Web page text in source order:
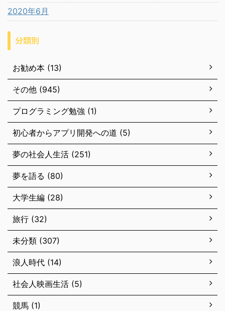
2020年6月
分類別
お勧め本 (13)
その他 (945)
プログラミング勉強 (1)
初心者からアプリ開発への道 (5)
夢の社会人生活 (251)
夢を語る (80)
大学生編 (28)
旅行 (32)
未分類 (307)
浪人時代 (14)
社会人映画生活 (5)
競馬 (1)